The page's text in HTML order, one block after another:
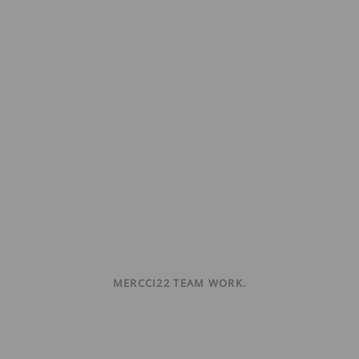
MERCCI22 TEAM WORK.